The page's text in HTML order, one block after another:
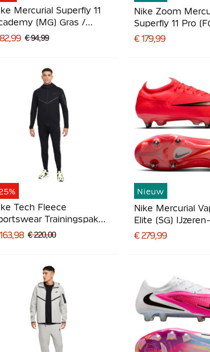
Mercurial Superfly 11
(MG) Gras /
Zwart
€ 94,99
Nike Zoom
Superfly 11 Pro
Voetbalschoenen
€ 179,99
Tech Fleece
Trainingspak
Donkergrijs
€ 220,00
Nieuw
Nike Mercurial
Elite (SG)
Voetbalschoenen
€ 279,99